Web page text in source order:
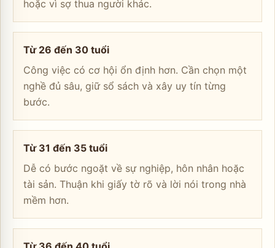
hoặc vì sợ thua người khác.
Từ 26 đến 30 tuổi
Công việc có cơ hội ổn định hơn. Cần chọn một
nghề đủ sâu, giữ sổ sách và xây uy tín từng
bước.
Từ 31 đến 35 tuổi
Dễ có bước ngoặt về sự nghiệp, hôn nhân hoặc
tài sản. Thuận khi giấy tờ rõ và lời nói trong nhà
mềm hơn.